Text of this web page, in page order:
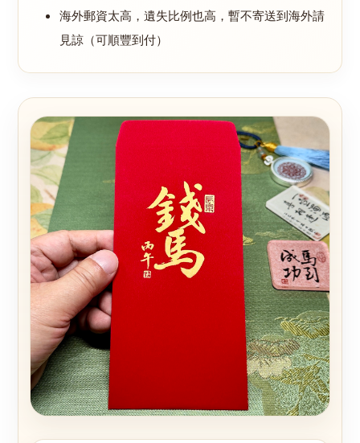
海外郵資太高，遺失比例也高，暫不寄送到海外請
見諒（可順豐到付）